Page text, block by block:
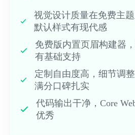
视觉设计质量在免费主题
默认样式有现代感
免费版内置页眉构建器
有基础支持
定制自由度高，细节调
满分口碑扎实
代码输出干净，Core
优秀